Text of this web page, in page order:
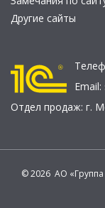
Другие сайты
Email:
Отдел продаж: г.
© 2026 АО «Группа